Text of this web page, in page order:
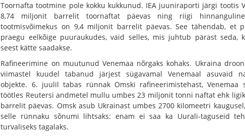
Toornafta tootmine pole kokku kukkunud. IEA juuniraporti järgi tootis
8,74 miljonit barrelit toornaftat päevas ning riigi
tootmisvõimekus on 9,4 miljonit barrelit päevas. See tähendab, et
praegu eelkõige puuraukudes, vaid selles, mis juhtub pärast seda,
seest kätte saadakse.
Rafineerimine on muutunud Venemaa nõrgaks kohaks. Ukraina
viimastel kuudel tabanud järjest sügavamal Venemaal asuvaid
objekte. 6. juulil tabas rünnak Omski rafineerimistehast, Venemaa
töötles Reutersi andmetel mullu umbes 23 miljonit tonni naftat ehk
barrelit päevas. Omsk asub Ukrainast umbes 2700 kilomeetri
selle rünnaku sõnumi lihtsaks: enam ei saa ka Uurali-taguseid
turvaliseks tagalaks.